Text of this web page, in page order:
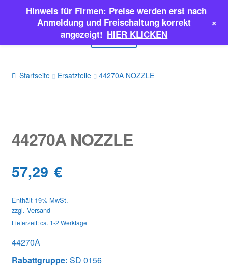
springen
springen
Menü
SALE
Classic Parts
Startseite Ersatzteile 44270A NOZZLE
44270A NOZZLE
57,29 €
Enthält 19% MwSt.
zzgl. Versand
Lieferzeit: ca. 1-2 Werktage
44270A
Rabattgruppe: SD 0156
Hinweis für Firmen: Preise werden erst nach
Anmeldung und Freischaltung korrekt
angezeigt! HIER KLICKEN
+